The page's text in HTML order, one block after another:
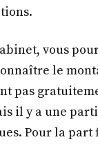
vous
le
pas
il y a une
Pour la